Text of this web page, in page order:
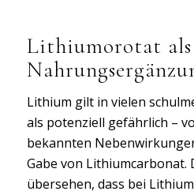
Lithiumorotat als
Lithium gilt in vielen
als potenziell gefährlich –
bekannten
Gabe von Lithiumcarbonat.
übersehen, dass bei